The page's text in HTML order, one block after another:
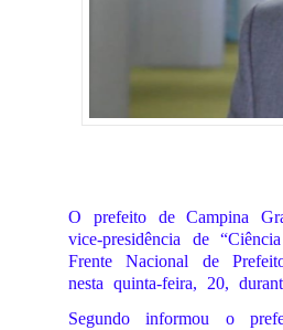
O prefeito de Campina
vice-presidência de
Frente Nacional de
nesta quinta-feira, 20,
Segundo informou o